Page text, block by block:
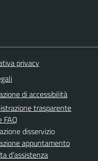
privacy
di accessibilità
trasparente
FAQ
disservizio
appuntamento
d'assistenza